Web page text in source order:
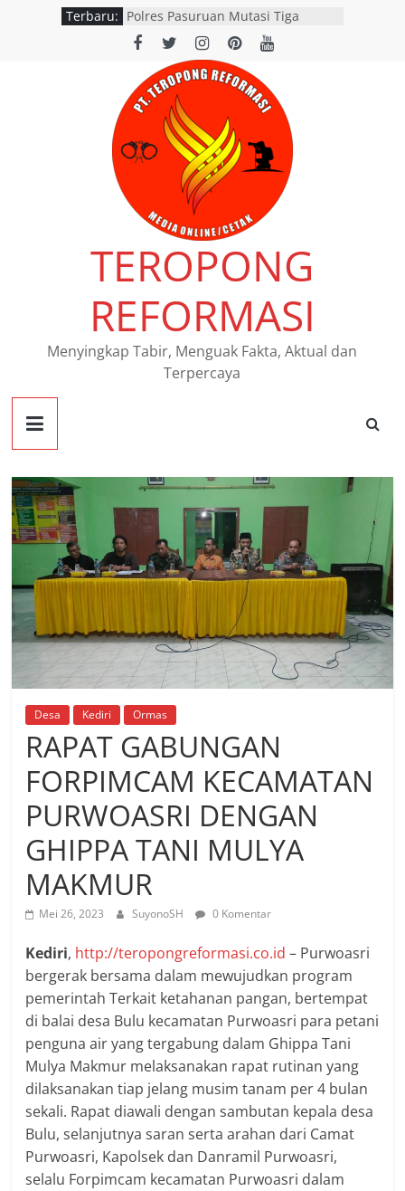
Terbaru: Lomba Voice Over HPN 2026 Gresik
Polres Pasuruan Mutasi Tiga
Penyidik Polsek Beji Demi
Efektivitas dan Kelancaran Proses
Penyidikan
SATLANTAS POLRES NGANJUK
DORONG PERCEPATAN TINDAK
LANJUT HASIL RAPAT FKLL
BERSAMA INSTANSI TERKAIT
Polres Pasuruan Tegaskan
Penanganan Kasus Laka Lantas
2017 Telah Tuntas dan
Berkekuatan Hukum Tetap
Pemerintah Provinsi Jawa Timur
resmi menggelar program
daerah di seluruh kantor Samsat
wilayah Jatim
TEROPONG
REFORMASI
Menyingkap Tabir, Menguak Fakta, Aktual dan
Terpercaya
Desa Kediri Ormas
RAPAT GABUNGAN
FORPIMCAM KECAMATAN
PURWOASRI DENGAN
GHIPPA TANI MULYA
MAKMUR
Mei 26, 2023 SuyonoSH 0 Komentar
Kediri, http://teropongreformasi.co.id – Purwoasri
bergerak bersama dalam mewujudkan program
pemerintah Terkait ketahanan pangan, bertempat
di balai desa Bulu kecamatan Purwoasri para petani
penguna air yang tergabung dalam Ghippa Tani
Mulya Makmur melaksanakan rapat rutinan yang
dilaksanakan tiap jelang musim tanam per 4 bulan
sekali. Rapat diawali dengan sambutan kepala desa
Bulu, selanjutnya saran serta arahan dari Camat
Purwoasri, Kapolsek dan Danramil Purwoasri,
selalu Forpimcam kecamatan Purwoasri dalam